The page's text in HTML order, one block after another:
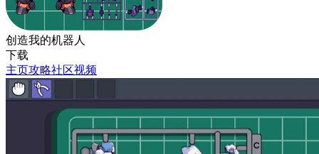
创造我的机器人
下载
主页攻略社区视频